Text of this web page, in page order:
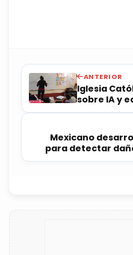
ANTERIOR
Iglesia
sobre IA y
Mexicano
para detectar